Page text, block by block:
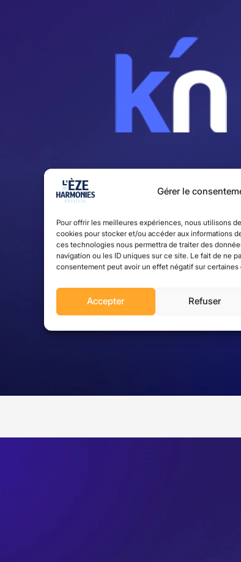
Gérer le
Pour offrir les meilleures expériences, nous utilisons
cookies pour stocker et/ou accéder aux informations
ces technologies nous permettra de traiter des
navigation ou les ID uniques sur ce site. Le fait de ne
consentement peut avoir un effet négatif sur
Accepter Refuser